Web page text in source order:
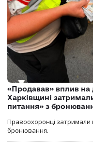
«Продавав» вплив
Харківщині
питання» з
Правоохоронці затримали
бронювання.